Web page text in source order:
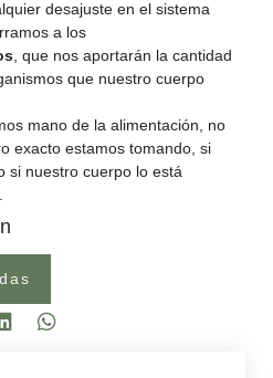
desajuste en el sistema
a los
, que nos aportarán la cantidad
que nuestro cuerpo
mano de la alimentación, no
exacto estamos tomando, si
si nuestro cuerpo lo está